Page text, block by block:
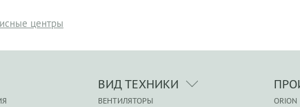
центры
ВИД ТЕХНИКИ
ВЕНТИЛЯТОРЫ ORION